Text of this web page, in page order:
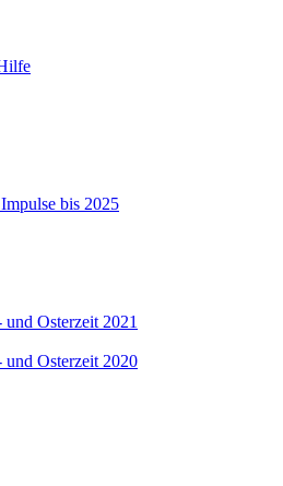
bis 2025
Osterzeit 2021
und Osterzeit 2020